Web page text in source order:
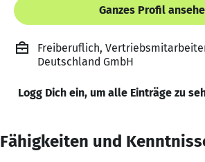
Ganzes Profil
Freiberuflich,
Deutschland GmbH
Logg Dich ein, um alle Einträge zu
Fähigkeiten und